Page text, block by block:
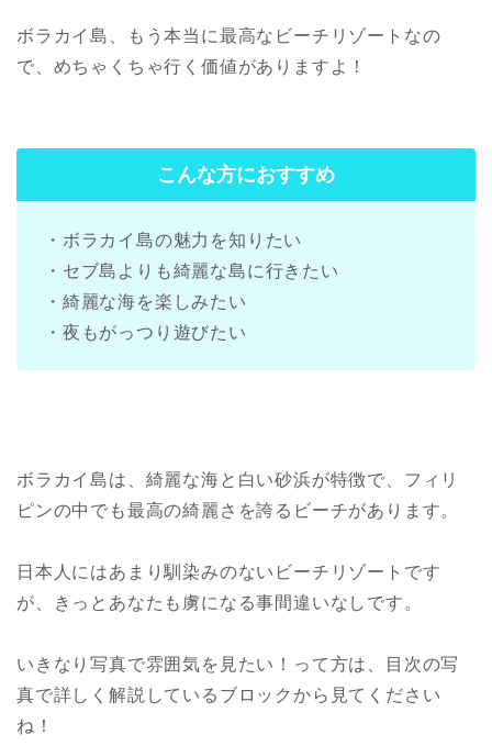
ボラカイ島、もう本当に最高なビーチリゾートなの
で、めちゃくちゃ行く価値がありますよ！
こんな方におすすめ
・ボラカイ島の魅力を知りたい
・セブ島よりも綺麗な島に行きたい
・綺麗な海を楽しみたい
・夜もがっつり遊びたい
ボラカイ島は、綺麗な海と白い砂浜が特徴で、フィリ
ピンの中でも最高の綺麗さを誇るビーチがあります。
日本人にはあまり馴染みのないビーチリゾートです
が、きっとあなたも虜になる事間違いなしです。
いきなり写真で雰囲気を見たい！って方は、目次の写
真で詳しく解説しているブロックから見てください
ね！